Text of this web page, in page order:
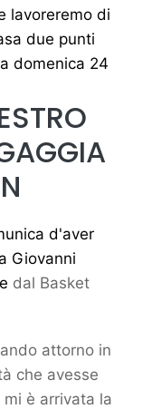
lavoreremo di
due punti
domenica 24
d'aver
Giovanni
dal Basket
attorno in
che avesse
è arrivata la